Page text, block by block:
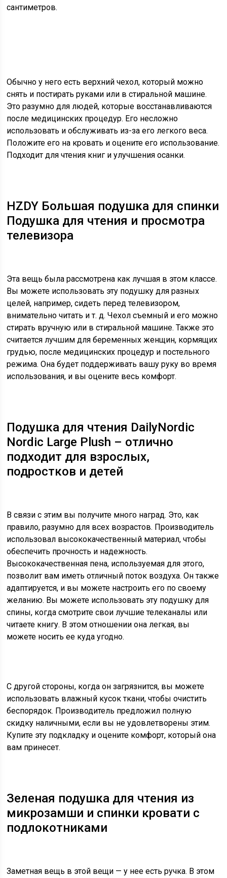
сантиметров.
Обычно у него есть верхний чехол, который можно
снять и постирать руками или в стиральной машине.
Это разумно для людей, которые восстанавливаются
после медицинских процедур. Его несложно
использовать и обслуживать из-за его легкого веса.
Положите его на кровать и оцените его использование.
Подходит для чтения книг и улучшения осанки.
HZDY Большая подушка для спинки
Подушка для чтения и просмотра
телевизора
Эта вещь была рассмотрена как лучшая в этом классе.
Вы можете использовать эту подушку для разных
целей, например, сидеть перед телевизором,
внимательно читать и т. д. Чехол съемный и его можно
стирать вручную или в стиральной машине. Также это
считается лучшим для беременных женщин, кормящих
грудью, после медицинских процедур и постельного
режима. Она будет поддерживать вашу руку во время
использования, и вы оцените весь комфорт.
Подушка для чтения DailyNordic
Nordic Large Plush – отлично
подходит для взрослых,
подростков и детей
В связи с этим вы получите много наград. Это, как
правило, разумно для всех возрастов. Производитель
использовал высококачественный материал, чтобы
обеспечить прочность и надежность.
Высококачественная пена, используемая для этого,
позволит вам иметь отличный поток воздуха. Он также
адаптируется, и вы можете настроить его по своему
желанию. Вы можете использовать эту подушку для
спины, когда смотрите свои лучшие телеканалы или
читаете книгу. В этом отношении она легкая, вы
можете носить ее куда угодно.
С другой стороны, когда он загрязнится, вы можете
использовать влажный кусок ткани, чтобы очистить
беспорядок. Производитель предложил полную
скидку наличными, если вы не удовлетворены этим.
Купите эту подкладку и оцените комфорт, который она
вам принесет.
Зеленая подушка для чтения из
микрозамши и спинки кровати с
подлокотниками
Заметная вещь в этой вещи — у нее есть ручка. В этом